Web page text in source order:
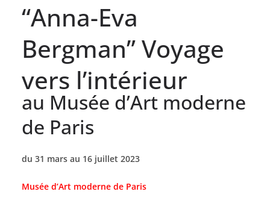
“Anna-Eva
Bergman” Voyage
vers l’intérieur
au Musée d’Art moderne
de Paris
du 31 mars au 16 juillet 2023
Musée d’Art moderne de Paris